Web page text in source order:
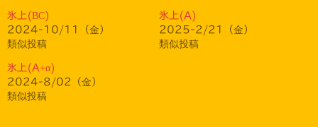
氷上(BC)
2024-10/11（金）
類似投稿
氷上(A)
2025-2/21（金）
類似投稿
氷上(A+α)
2024-8/02（金）
類似投稿